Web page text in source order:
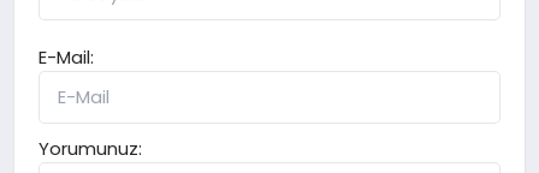
E-Mail:
Yorumunuz: